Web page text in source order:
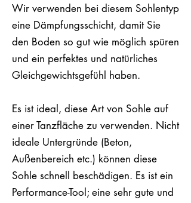
Wir verwenden bei diesem Sohlentyp
eine Dämpfungsschicht, damit Sie
den Boden so gut wie möglich spüren
und ein perfektes und natürliches
Gleichgewichtsgefühl haben.
Es ist ideal, diese Art von Sohle auf
einer Tanzfläche zu verwenden. Nicht
ideale Untergründe (Beton,
Außenbereich etc.) können diese
Sohle schnell beschädigen. Es ist ein
Performance-Tool; eine sehr gute und